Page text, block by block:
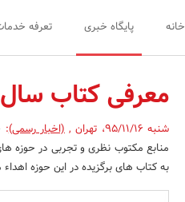
خانه پایگاه خبری تعرفه
معرفی کتاب
شنبه 95/11/16 ، تهران ,(اخبار رسمی):
منابع مکتوب نظری و تجربی در حوزه
به کتاب های برگزیده در این حوزه